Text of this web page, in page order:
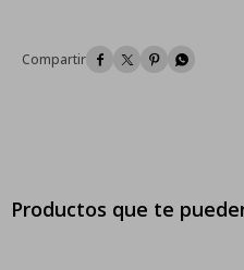
   
Productos que te